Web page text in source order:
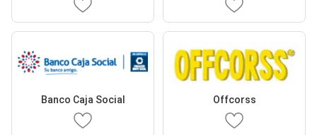
Banco Caja Social Offcorss